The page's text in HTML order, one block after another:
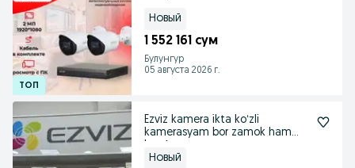
Новый
1 552 161 сум
Булунгур
05 августа 2026 г.
Ezviz kamera ikta koʻzli
kamerasyam bor zamok ham
Новый